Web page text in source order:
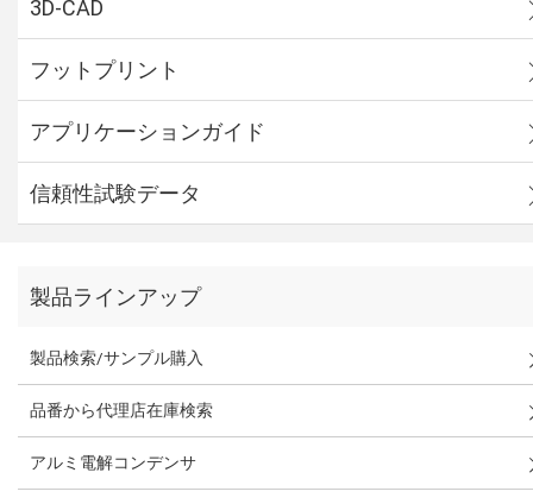
3D-CAD
フットプリント
アプリケーションガイド
信頼性試験データ
製品ラインアップ
製品検索/サンプル購入
品番から代理店在庫検索
アルミ電解コンデンサ